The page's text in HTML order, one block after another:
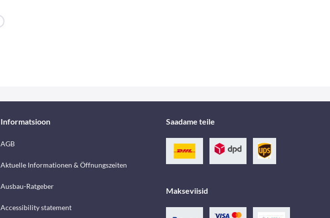
Informatsioon
AGB
Aktuelle Informationen & Öffnungszeiten
Ausbau-Ratgeber
Accessibility statement
Saadame teile
Makseviisid